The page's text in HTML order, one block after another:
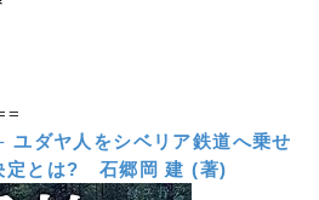
-ユダヤ人をシベリア鉄道へ乗せ
定とは?
石郷岡 建 (著)